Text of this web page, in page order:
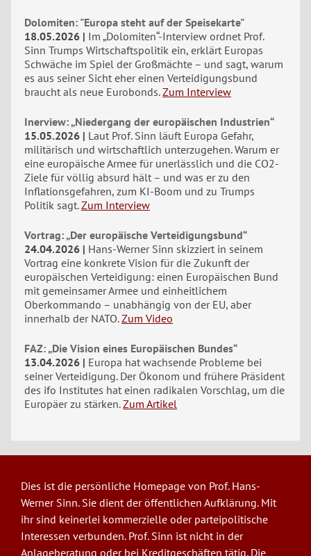
Dolomiten: "Europa steht auf der Speisekarte"
18.05.2026
Im „Dolomiten“-Interview ordnet Prof.
Sinn Trumps Wirtschaftspolitik ein, erklärt Europas
Schwäche im Spiel der Großmächte – und sagt, warum
es aus seiner Sicht eher einen Verteidigungsbund
braucht als neue Eurobonds. Zum Interview
Inerview: „Niedergang der europäischen Industrien“
15.05.2026
Laut Prof. Sinn läuft Europa Gefahr,
militärisch und wirtschaftlich unterzugehen. Warum er
eine europäische Armee für unerlässlich und die CO2-
Ziele für völlig absurd hält – und was er zu den
Inflationsgefahren, zum KI-Boom und zu Trumps
Politik sagt. Zum Interview
Vortrag: „Der europäische Verteidigungsbund“
24.04.2026
Hans-Werner Sinn skizziert in seinem
Vortrag eine konkrete Vision für die Zukunft der
europäischen Verteidigung: einen Europäischen Bund
mit gemeinsamer Armee und einheitlichem
Oberkommando – unabhängig von der EU, aber
innerhalb der NATO. Zum Video
FAZ: „Die Vision eines Europäischen Bundes“
13.04.2026
Europa hat wachsende Probleme bei
seiner Verteidigung. Der Ökonom und frühere Präsident
des ifo Institutes hat einen radikalen Vorschlag, um die
Europäer zu stärken. Zum Artikel
Dies ist die persönliche Homepage von Prof. Hans-
Werner Sinn. Sie dient der öffentlichen Aufklärung. Mit
ihr sind keinerlei kommerzielle oder parteipolitische
Interessen verbunden. Prof. Sinn ist nicht in der
Anlageberatung oder bei Kreditgeschäften tätig. Die